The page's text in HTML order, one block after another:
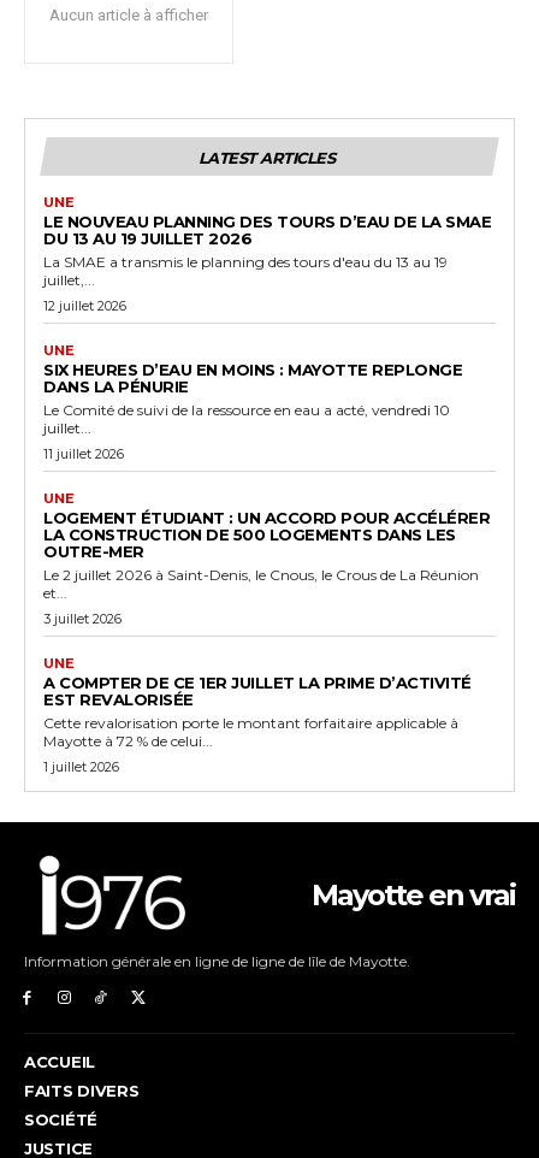
Aucun article à afficher
LATEST ARTICLES
UNE
LE NOUVEAU PLANNING DES TOURS D’EAU DE LA SMAE
DU 13 AU 19 JUILLET 2026
La SMAE a transmis le planning des tours d'eau du 13 au 19
juillet,...
12 juillet 2026
UNE
SIX HEURES D’EAU EN MOINS : MAYOTTE REPLONGE
DANS LA PÉNURIE
Le Comité de suivi de la ressource en eau a acté, vendredi 10
juillet...
11 juillet 2026
UNE
LOGEMENT ÉTUDIANT : UN ACCORD POUR ACCÉLÉRER
LA CONSTRUCTION DE 500 LOGEMENTS DANS LES
OUTRE-MER
Le 2 juillet 2026 à Saint-Denis, le Cnous, le Crous de La Réunion
et...
3 juillet 2026
UNE
A COMPTER DE CE 1ER JUILLET LA PRIME D’ACTIVITÉ
EST REVALORISÉE
Cette revalorisation porte le montant forfaitaire applicable à
Mayotte à 72 % de celui...
1 juillet 2026
Mayotte en vrai
Information générale en ligne de ligne de lîle de Mayotte.
ACCUEIL
FAITS DIVERS
SOCIÉTÉ
JUSTICE